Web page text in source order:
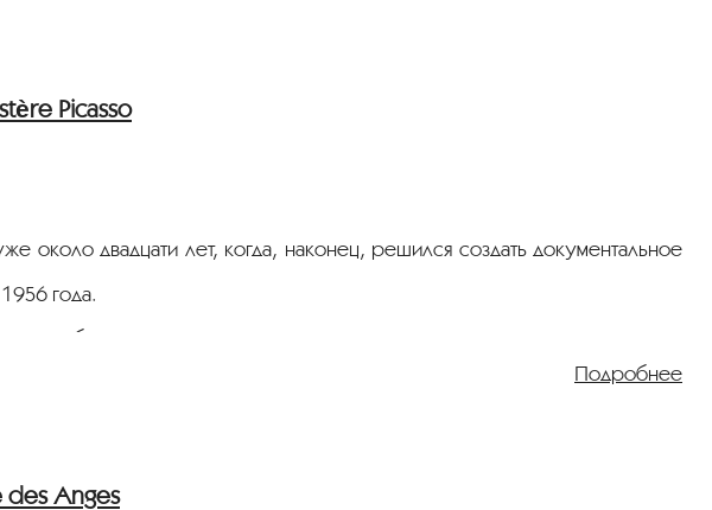
Picasso
двадцати лет, когда, наконец, решился создать документальное
года.
субтитрами.
Подробнее
des Anges